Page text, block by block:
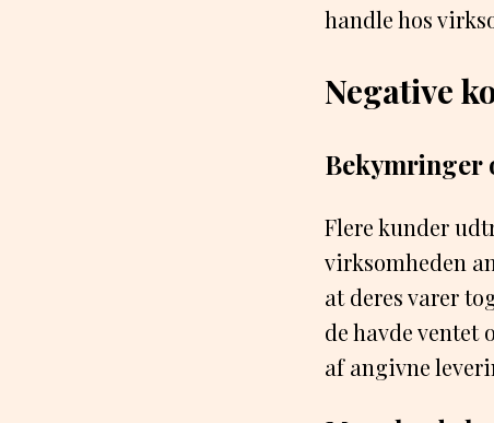
handle hos
Negative
Bekymringer
Flere kunder
virksomheden
at deres varer
de havde ventet
af angivne